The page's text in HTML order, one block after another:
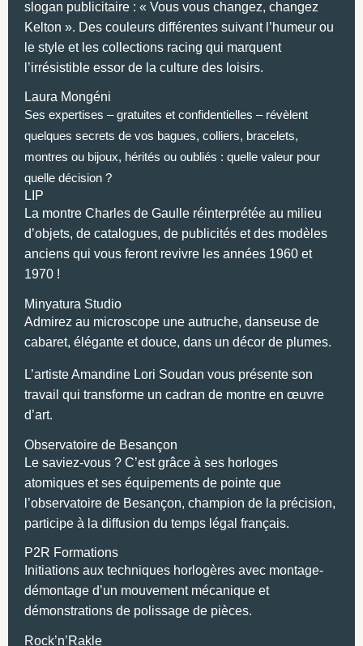
slogan publicitaire : « Vous vous changez, changez
Kelton ». Des couleurs différentes suivant l’humeur ou
le style et les collections racing qui marquent
l’irrésistible essor de la culture des loisirs.
Laura Mongéni
Ses expertises – gratuites et confidentielles – révèlent
quelques secrets de vos bagues, colliers, bracelets,
montres ou bijoux, hérités ou oubliés : quelle valeur pour
quelle décision ?
LIP
La montre Charles de Gaulle réinterprétée au milieu
d’objets, de catalogues, de publicités et des modèles
anciens qui vous feront revivre les années 1960 et
1970 !
Minyatura Studio
Admirez au microscope une autruche, danseuse de
cabaret, élégante et douce, dans un décor de plumes.
L’artiste Amandine Lori Soudan vous présente son
travail qui transforme un cadran de montre en œuvre
d’art.
Observatoire de Besançon
Le saviez-vous ? C’est grâce à ses horloges
atomiques et ses équipements de pointe que
l’observatoire de Besançon, champion de la précision,
participe à la diffusion du temps légal français.
P2R Formations
Initiations aux techniques horlogères avec montage-
démontage d’un mouvement mécanique et
démonstrations de polissage de pièces.
Rock’n’Rakle